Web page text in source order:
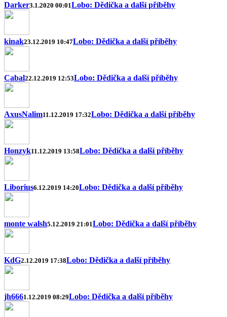
Darker3.1.2020 00:01Lobo: Dědička a další příběhy
kinak23.12.2019 10:47Lobo: Dědička a další příběhy
Cabal22.12.2019 12:53Lobo: Dědička a další příběhy
AxusNalim11.12.2019 17:32Lobo: Dědička a další příběhy
Honzyk11.12.2019 13:58Lobo: Dědička a další příběhy
Liborius6.12.2019 14:20Lobo: Dědička a další příběhy
monte walsh5.12.2019 21:01Lobo: Dědička a další příběhy
KdG2.12.2019 17:38Lobo: Dědička a další příběhy
jh6661.12.2019 08:29Lobo: Dědička a další příběhy